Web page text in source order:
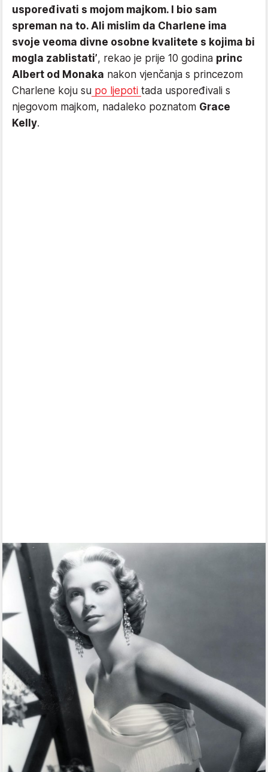
uspoređivati s mojom majkom. I bio sam
spreman na to. Ali mislim da Charlene ima
svoje veoma divne osobne kvalitete s kojima bi
mogla zablistati’, rekao je prije 10 godina princ
Albert od Monaka nakon vjenčanja s princezom
Charlene koju su po ljepoti tada uspoređivali s
njegovom majkom, nadaleko poznatom Grace
Kelly.